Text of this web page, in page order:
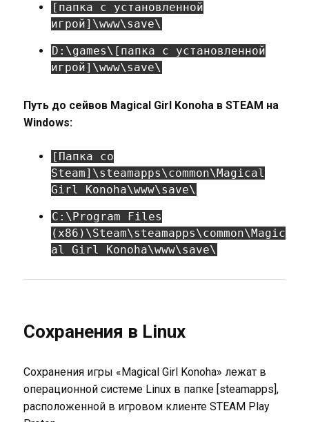
[папка с установленной
игрой]\www\save\
D:\games\[папка с установленной
игрой]\www\save\
Путь до сейвов Magical Girl Konoha в STEAM на
Windows:
[Папка со
Steam]\steamapps\common\Magical
Girl Konoha\www\save\
C:\Program Files
(x86)\Steam\steamapps\common\Magic
al Girl Konoha\www\save\
Сохранения в Linux
Сохранения игры «Magical Girl Konoha» лежат в
операционной системе Linux в папке [steamapps],
расположенной в игровом клиенте STEAM Play